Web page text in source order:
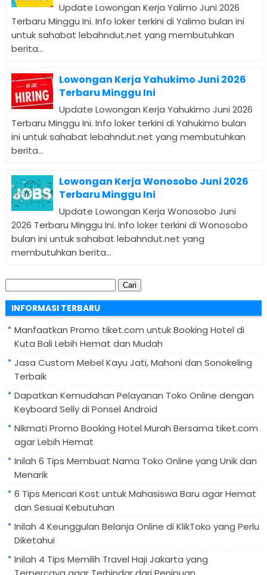
Update Lowongan Kerja Yalimo Juni 2026
Terbaru Minggu Ini. Info loker terkini di Yalimo bulan ini
untuk sahabat lebahndut.net yang membutuhkan
berita...
Lowongan Kerja Yahukimo Juni 2026
Terbaru Minggu Ini
Update Lowongan Kerja Yahukimo Juni 2026
Terbaru Minggu Ini. Info loker terkini di Yahukimo bulan
ini untuk sahabat lebahndut.net yang membutuhkan
berita...
Lowongan Kerja Wonosobo Juni 2026
Terbaru Minggu Ini
Update Lowongan Kerja Wonosobo Juni
2026 Terbaru Minggu Ini. Info loker terkini di Wonosobo
bulan ini untuk sahabat lebahndut.net yang
membutuhkan berita...
Cari
untuk:
INFORMASI TERBARU
Manfaatkan Promo tiket.com untuk Booking Hotel di
Kuta Bali Lebih Hemat dan Mudah
Jasa Custom Mebel Kayu Jati, Mahoni dan Sonokeling
Terbaik
Dapatkan Kemudahan Pelayanan Toko Online dengan
Keyboard Selly di Ponsel Android
Nikmati Promo Booking Hotel Murah Bersama tiket.com
agar Lebih Hemat
Inilah 6 Tips Membuat Nama Toko Online yang Unik dan
Menarik
6 Tips Mencari Kost untuk Mahasiswa Baru agar Hemat
dan Sesuai Kebutuhan
Inilah 4 Keunggulan Belanja Online di KlikToko yang Perlu
Diketahui
Inilah 4 Tips Memilih Travel Haji Jakarta yang